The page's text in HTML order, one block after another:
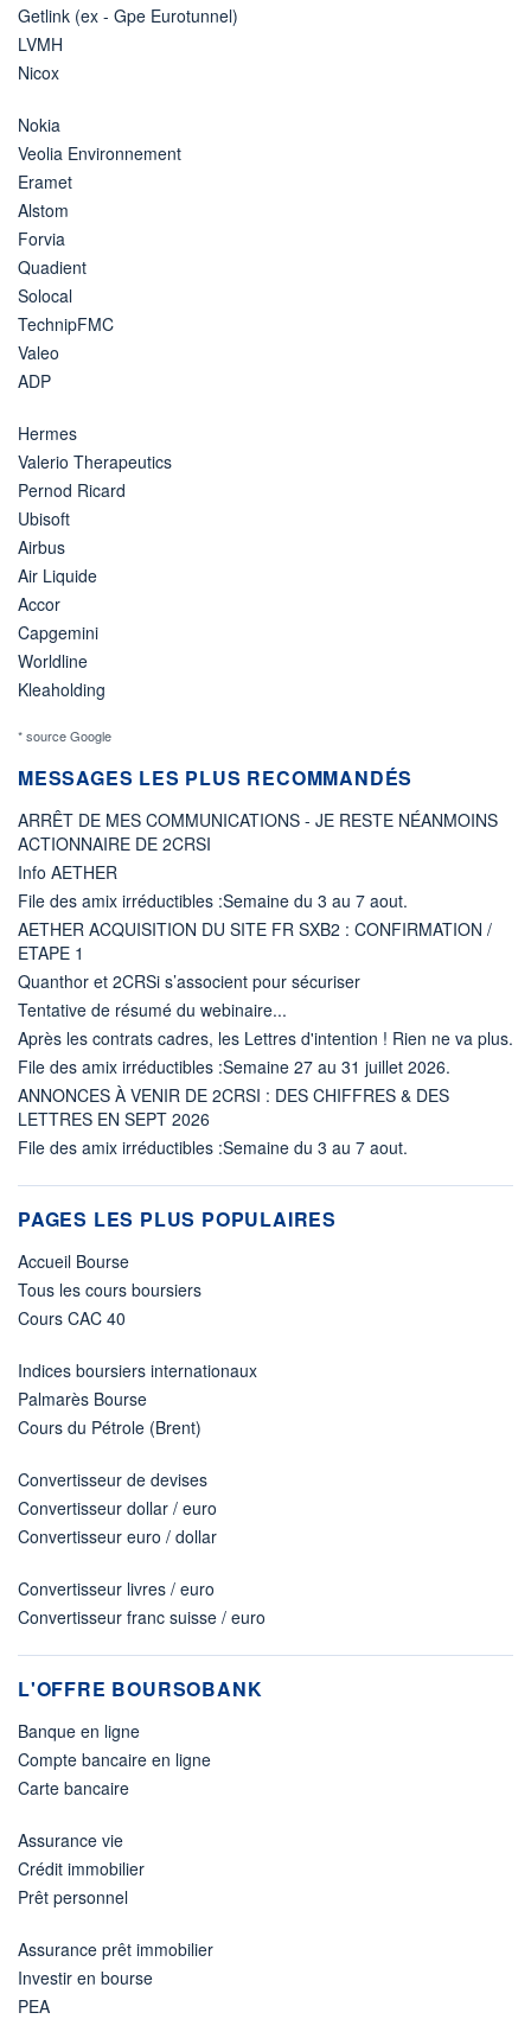
Getlink (ex - Gpe Eurotunnel)
LVMH
Nicox
Nokia
Veolia Environnement
Eramet
Alstom
Forvia
Quadient
Solocal
TechnipFMC
Valeo
ADP
Hermes
Valerio Therapeutics
Pernod Ricard
Ubisoft
Airbus
Air Liquide
Accor
Capgemini
Worldline
Kleaholding
* source Google
MESSAGES LES PLUS RECOMMANDÉS
ARRÊT DE MES COMMUNICATIONS - JE RESTE NÉANMOINS
ACTIONNAIRE DE 2CRSI
Info AETHER
File des amix irréductibles :Semaine du 3 au 7 aout.
AETHER ACQUISITION DU SITE FR SXB2 : CONFIRMATION /
ETAPE 1
Quanthor et 2CRSi s’associent pour sécuriser
Tentative de résumé du webinaire...
Après les contrats cadres, les Lettres d'intention ! Rien ne va plus.
File des amix irréductibles :Semaine 27 au 31 juillet 2026.
ANNONCES À VENIR DE 2CRSI : DES CHIFFRES & DES
LETTRES EN SEPT 2026
File des amix irréductibles :Semaine du 3 au 7 aout.
PAGES LES PLUS POPULAIRES
Accueil Bourse
Tous les cours boursiers
Cours CAC 40
Indices boursiers internationaux
Palmarès Bourse
Cours du Pétrole (Brent)
Convertisseur de devises
Convertisseur dollar / euro
Convertisseur euro / dollar
Convertisseur livres / euro
Convertisseur franc suisse / euro
L'OFFRE BOURSOBANK
Banque en ligne
Compte bancaire en ligne
Carte bancaire
Assurance vie
Crédit immobilier
Prêt personnel
Assurance prêt immobilier
Investir en bourse
PEA